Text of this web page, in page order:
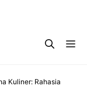
Kuliner: Rahasia